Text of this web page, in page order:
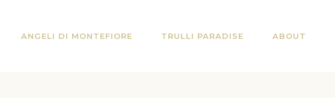
ANGELI DI MONTEFIORE TRULLI PARADISE ABOUT